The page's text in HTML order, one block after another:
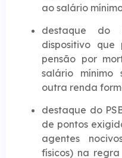
ao salário
destaque do
dispositivo
pensão por
salário mínimo
outra renda
destaque do
de pontos
agentes
físicos) na regra